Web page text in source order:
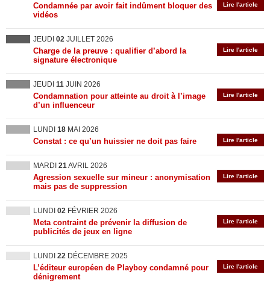
Lire l'article
Condamnée par avoir fait indûment bloquer des
vidéos
JEUDI 02 JUILLET 2026
Lire l'article
Charge de la preuve : qualifier d’abord la
signature électronique
JEUDI 11 JUIN 2026
Lire l'article
Condamnation pour atteinte au droit à l’image
d’un influenceur
LUNDI 18 MAI 2026
Lire l'article
Constat : ce qu’un huissier ne doit pas faire
MARDI 21AVRIL 2026
Lire l'article
Agression sexuelle sur mineur : anonymisation
mais pas de suppression
LUNDI 02 FÉVRIER 2026
Lire l'article
Meta contraint de prévenir la diffusion de
publicités de jeux en ligne
LUNDI 22 DÉCEMBRE 2025
Lire l'article
L’éditeur européen de Playboy condamné pour
dénigrement